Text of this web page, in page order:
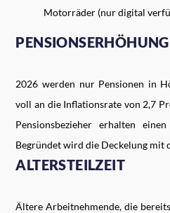
Motorräder (nur digital
PENSIONSERHÖHUNG
2026 werden nur Pensionen in
voll an die Inflationsrate von 2,7
Pensionsbezieher erhalten
Begründet wird die Deckelung mit
ALTERSTEILZEIT
Ältere Arbeitnehmende, die